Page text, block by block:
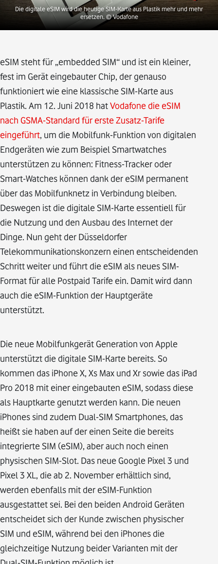
Die digitale eSIM wird die heutige SIM-Karte aus Plastik mehr und mehr
ersetzen. © Vodafone
eSIM steht für „embedded SIM“ und ist ein kleiner,
fest im Gerät eingebauter Chip, der genauso
funktioniert wie eine klassische SIM-Karte aus
Plastik. Am 12. Juni 2018 hatVodafone die eSIM
nach GSMA-Standard für erste Zusatz-Tarife
eingeführt, um die Mobilfunk-Funktion von digitalen
Endgeräten wie zum Beispiel Smartwatches
unterstützen zu können: Fitness-Tracker oder
Smart-Watches können dank der eSIM permanent
über das Mobilfunknetz in Verbindung bleiben.
Deswegen ist die digitale SIM-Karte essentiell für
die Nutzung und den Ausbau des Internet der
Dinge. Nun geht der Düsseldorfer
Telekommunikationskonzern einen entscheidenden
Schritt weiter und führt die eSIM als neues SIM-
Format für alle Postpaid Tarife ein. Damit wird dann
auch die eSIM-Funktion der Hauptgeräte
unterstützt.
Die neue Mobilfunkgerät Generation von Apple
unterstützt die digitale SIM-Karte bereits. So
kommen das iPhone X, Xs Max und Xr sowie das iPad
Pro 2018 mit einer eingebauten eSIM, sodass diese
als Hauptkarte genutzt werden kann. Die neuen
iPhones sind zudem Dual-SIM Smartphones, das
heißt sie haben auf der einen Seite die bereits
integrierte SIM (eSIM), aber auch noch einen
physischen SIM-Slot. Das neue Google Pixel 3 und
Pixel 3 XL, die ab 2. November erhältlich sind,
werden ebenfalls mit der eSIM-Funktion
ausgestattet sei. Bei den beiden Android Geräten
entscheidet sich der Kunde zwischen physischer
SIM und eSIM, während bei den iPhones die
gleichzeitige Nutzung beider Varianten mit der